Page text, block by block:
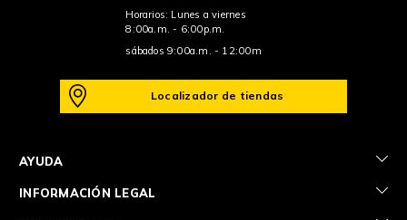
Horarios: Lunes a viernes
8:00a.m. - 6:00p.m.
sábados 9:00a.m. - 12:00m
Localizador de tiendas
AYUDA +
INFORMACIÓN LEGAL +